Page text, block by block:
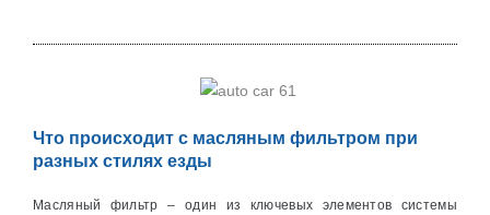
Что происходит с масляным фильтром при
разных стилях езды
Масляный фильтр – один из ключевых элементов системы